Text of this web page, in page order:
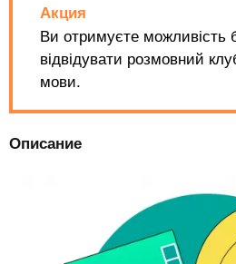
f
o
Акция
Ви отримуєте можливість
відвідувати розмовний
мови.
Описание